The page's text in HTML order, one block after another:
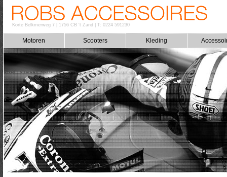
Korte Belkmerweg 7| 1756 CB 't Zand T: 0224 591230
Motoren Scooters Kleding